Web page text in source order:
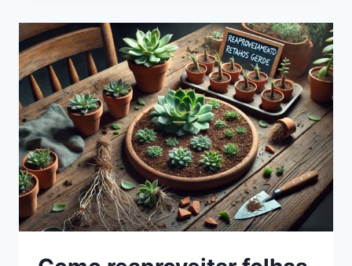
MONTAR,
CUIDAR
E
ACOMPANHAR
O
CRESCIMENTO
DAS
SUAS
MUDAS